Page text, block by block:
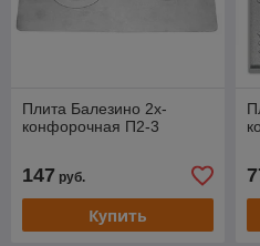
Плита Балезино 2х-
конфорочная П2-3
147 руб.
Купить